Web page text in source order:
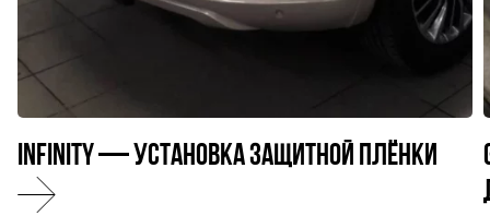
Infinity — установка защитной плёнки